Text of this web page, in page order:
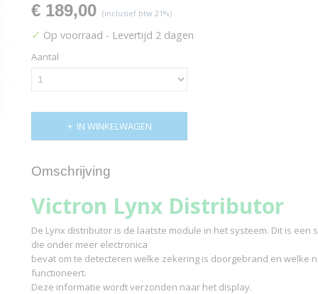
€ 189,00 (inclusief btw 21%)
✓ Op voorraad - Levertijd 2 dagen
Aantal
IN WINKELWAGEN
Omschrijving
Victron Lynx Distributor
De Lynx distributor is de laatste module in het systeem. Dit is een
die onder meer electronica
bevat om te detecteren welke zekering is doorgebrand en welke
functioneert.
Deze informatie wordt verzonden naar het display.